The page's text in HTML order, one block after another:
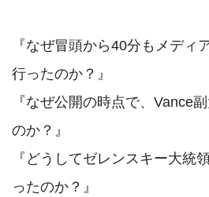
『なぜ冒頭から40分もメディ
行ったのか？』
『なぜ公開の時点で、Vance
のか？』
『どうしてゼレンスキー大統
ったのか？』